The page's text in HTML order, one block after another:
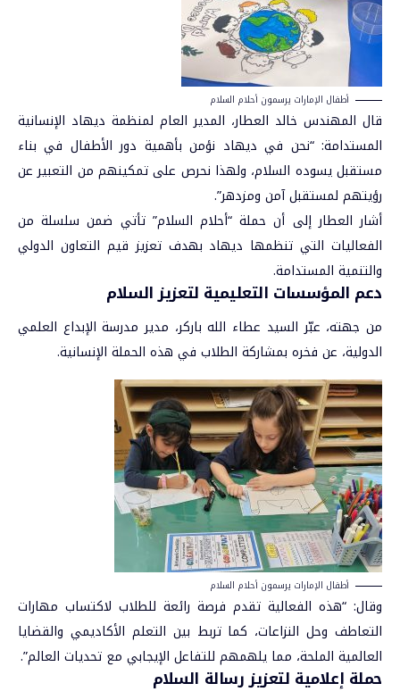
أطفال الإمارات يرسمون أحلام السلام
قال المهندس خالد العطار، المدير العام لمنظمة ديهاد الإنسانية
المستدامة: “نحن في ديهاد نؤمن بأهمية دور الأطفال في بناء
مستقبل يسوده السلام، ولهذا نحرص على تمكينهم من التعبير عن
رؤيتهم لمستقبل آمن ومزدهر”.
أشار العطار إلى أن حملة “أحلام السلام” تأتي ضمن سلسلة من
الفعاليات التي تنظمها ديهاد بهدف تعزيز قيم التعاون الدولي
والتنمية المستدامة.
دعم المؤسسات التعليمية لتعزيز السلام
من جهته، عبّر السيد عطاء الله باركر، مدير مدرسة الإبداع العلمي
الدولية، عن فخره بمشاركة الطلاب في هذه الحملة الإنسانية.
أطفال الإمارات يرسمون أحلام السلام
وقال: “هذه الفعالية تقدم فرصة رائعة للطلاب لاكتساب مهارات
التعاطف وحل النزاعات، كما تربط بين التعلم الأكاديمي والقضايا
العالمية الملحة، مما يلهمهم للتفاعل الإيجابي مع تحديات العالم”.
حملة إعلامية لتعزيز رسالة السلام